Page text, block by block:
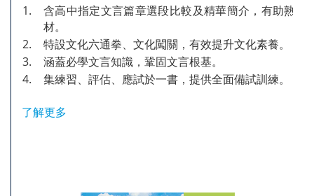
1.
含高中指定文言篇章選段比較及精華簡介，有助熟習
材。
2.
特設文化六通拳、文化闖關，有效提升文化素養。
3.
涵蓋必學文言知識，鞏固文言根基。
4.
集練習、評估、應試於一書，提供全面備試訓練。
了解更多